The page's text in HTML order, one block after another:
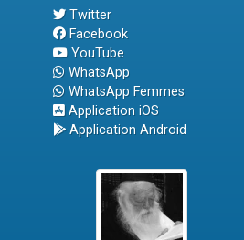
Twitter
Facebook
YouTube
WhatsApp
WhatsApp Femmes
Application iOS
Application Android